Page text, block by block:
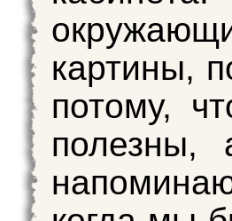
картины,
потому,
полезны,